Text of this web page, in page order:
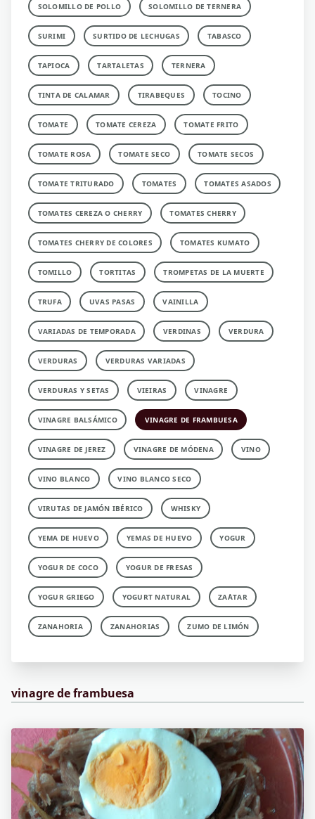
SOLOMILLO DE POLLO SOLOMILLO DE TERNERA
SURIMI SURTIDO DE LECHUGAS TABASCO
TAPIOCA TARTALETAS TERNERA
TINTA DE CALAMAR TIRABEQUES TOCINO
TOMATE TOMATE CEREZA TOMATE FRITO
TOMATE ROSA TOMATE SECO TOMATE SECOS
TOMATE TRITURADO TOMATES TOMATES ASADOS
TOMATES CEREZA O CHERRY TOMATES CHERRY
TOMATES CHERRY DE COLORES TOMATES KUMATO
TOMILLO TORTITAS TROMPETAS DE LA MUERTE
TRUFA UVAS PASAS VAINILLA
VARIADAS DE TEMPORADA VERDINAS VERDURA
VERDURAS VERDURAS VARIADAS
VERDURAS Y SETAS VIEIRAS VINAGRE
VINAGRE BALSÁMICO VINAGRE DE FRAMBUESA
VINAGRE DE JEREZ VINAGRE DE MÓDENA VINO
VINO BLANCO VINO BLANCO SECO
VIRUTAS DE JAMÓN IBÉRICO WHISKY
YEMA DE HUEVO YEMAS DE HUEVO YOGUR
YOGUR DE COCO YOGUR DE FRESAS
YOGUR GRIEGO YOGURT NATURAL ZA´ATAR
ZANAHORIA ZANAHORIAS ZUMO DE LIMÓN
vinagre de frambuesa